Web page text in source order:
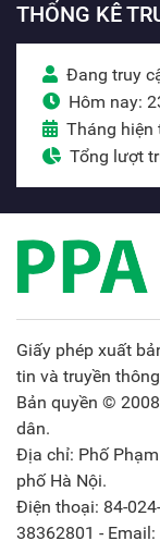
THỐNG KÊ
Đang truy
Hôm nay:
Tháng hiện
Tổng lượt
Giấy phép xuất
tin và truyền
Bản quyền ©
dân.
Địa chỉ: Phố
phố Hà Nội.
Điện thoại: 84-
38362801 -